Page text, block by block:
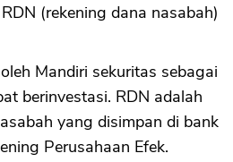
(rekening dana nasabah)
Mandiri sekuritas sebagai
berinvestasi. RDN adalah
yang disimpan di bank
Perusahaan Efek.